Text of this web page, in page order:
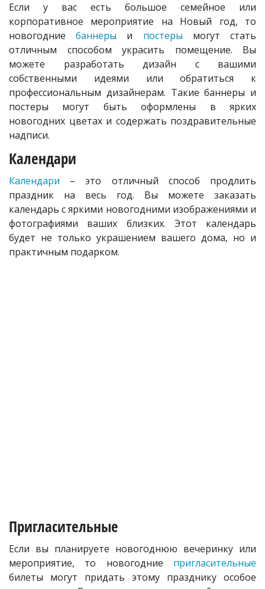
Если у вас есть большое семейное или
корпоративное мероприятие на Новый год, то
новогодниебаннеры и постеры могут стать
отличным способом украсить помещение. Вы
можете разработать дизайн с вашими
собственными идеями или обратиться к
профессиональным дизайнерам. Такие баннеры и
постеры могут быть оформлены в ярких
новогодних цветах и содержать поздравительные
надписи.
Календари
Календари – это отличный способ продлить
праздник на весь год. Вы можете заказать
календарь с яркими новогодними изображениями и
фотографиями ваших близких. Этот календарь
будет не только украшением вашего дома, но и
практичным подарком.
Пригласительные
Если вы планируете новогоднюю вечеринку или
мероприятие, то новогодние пригласительные
билеты могут придать этому празднику особое